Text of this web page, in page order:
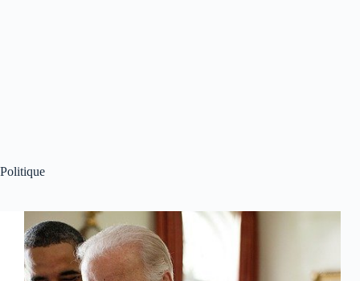
Politique